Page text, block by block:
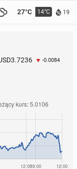
27°C 14°C 19
3.7236 -0.0084